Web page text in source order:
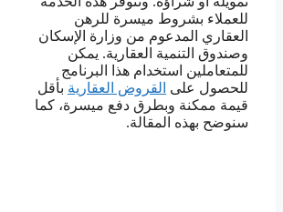
للعملاء بشروط ميسرة للرهن
العقاري المدعوم من وزارة الإسكان
وصندوق التنمية العقارية. يمكن
للمتعاملين استخدام هذا البرنامج
للحصول على القروض العقارية بأقل
قيمة ممكنة وبطرق دفع ميسرة، كما
سنوضح بهذه المقالة.